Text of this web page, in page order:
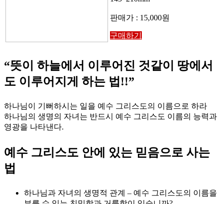
판매가 : 15,000원
구매하기
“뜻이 하늘에서 이루어진 것같이 땅에서
도 이루어지게 하는 법!!”
하나님이 기뻐하시는 일을 예수 그리스도의 이름으로 하라
하나님의 생명의 자녀는 반드시 예수 그리스도 이름의 능력과
영광을 나타낸다.
예수 그리스도 안에 있는 믿음으로 사는
법
하나님과 자녀의 생명적 관계 – 예수 그리스도의 이름을